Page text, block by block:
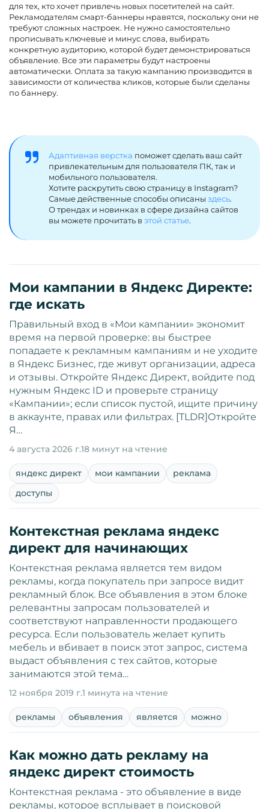
для тех, кто хочет привлечь новых посетителей на сайт.
Рекламодателям смарт-баннеры нравятся, поскольку они не
требуют сложных настроек. Не нужно самостоятельно
прописывать ключевые и минус слова, выбирать
конкретную аудиторию, которой будет демонстрироваться
объявление. Все эти параметры будут настроены
автоматически. Оплата за такую кампанию производится в
зависимости от количества кликов, которые были сделаны
по баннеру.
Адаптивная верстка поможет сделать ваш сайт
привлекательным для пользователя ПК, так и
мобильного пользователя.
Хотите раскрутить свою страницу в Instagram?
Самые действенные способы описаны здесь.
О трендах и новинках в сфере дизайна сайтов
вы можете прочитать в этой статье.
Мои кампании в Яндекс Директе:
где искать
Правильный вход в «Мои кампании» экономит
время на первой проверке: вы быстрее
попадаете к рекламным кампаниям и не уходите
в Яндекс Бизнес, где живут организации, адреса
и отзывы. Откройте Яндекс Директ, войдите под
нужным Яндекс ID и проверьте страницу
«Кампании»; если список пустой, ищите причину
в аккаунте, правах или фильтрах. [TLDR]Откройте
Я…
4 августа 2026 г.18 минут на чтение
яндекс директ мои кампании
реклама
доступы
Контекстная реклама яндекс
директ для начинающих
Контекстная реклама является тем видом
рекламы, когда покупатель при запросе видит
рекламный блок. Все объявления в этом блоке
релевантны запросам пользователей и
соответствуют направленности продающего
ресурса. Если пользователь желает купить
мебель и вбивает в поиск этот запрос, система
выдаст объявления с тех сайтов, которые
занимаются этой тема…
12 ноября 2019 г.1 минута на чтение
рекламы объявления является можно
Как можно дать рекламу на
яндекс директ стоимость
Контекстная реклама - это объявление в виде
рекламы, которое всплывает в поисковой